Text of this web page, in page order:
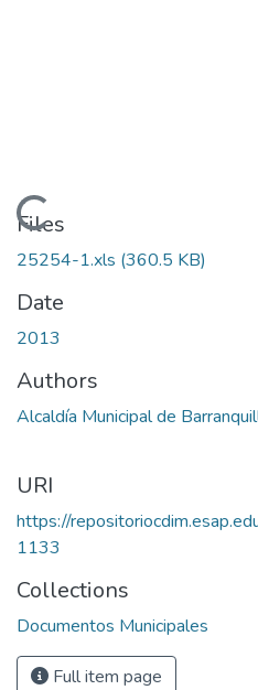
Loading...
Files
25254-1.xls (360.5 KB)
Date
2013
Authors
Alcaldía Municipal de
URI
https://
1133
Collections
Documentos Municipales
Full item page